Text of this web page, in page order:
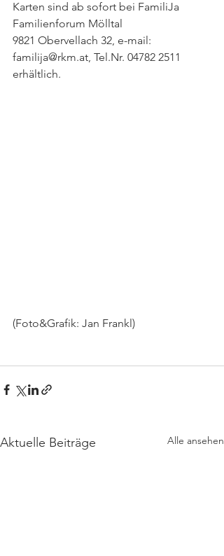
Karten sind ab sofort bei FamiliJa
Familienforum Mölltal
9821 Obervellach 32, e-mail:
familija@rkm.at, Tel.Nr. 04782 2511
erhältlich.
(Foto&Grafik: Jan Frankl)
Aktuelle Beiträge Alle ansehen